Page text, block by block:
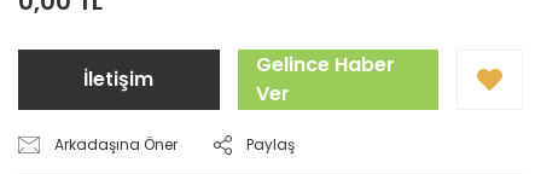
İletişim
Gelince Haber
Ver
Arkadaşına Öner Paylaş